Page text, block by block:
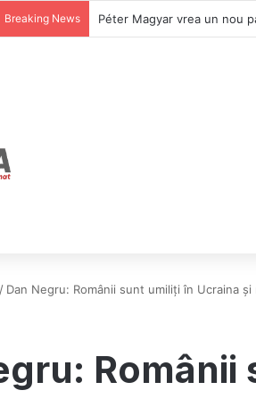
Breaking News Péter Magyar vrea un nou
/ Dan Negru: Românii sunt umiliți în Ucraina